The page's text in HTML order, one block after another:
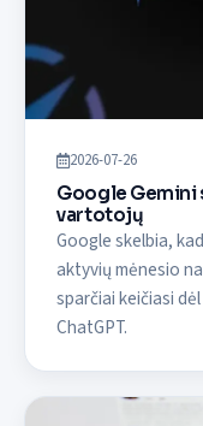
2026-07-26
Google
vartotojų
Google skelbia,
aktyvių mėnesio
sparčiai keičiasi
ChatGPT.